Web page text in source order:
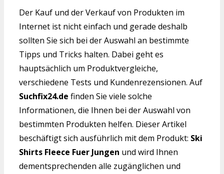
Der Kauf und der Verkauf von Produkten im
Internet ist nicht einfach und gerade deshalb
sollten Sie sich bei der Auswahl an bestimmte
Tipps und Tricks halten. Dabei geht es
hauptsächlich um Produktvergleiche,
verschiedene Tests und Kundenrezensionen. Auf
Suchfix24.de finden Sie viele solche
Informationen, die Ihnen bei der Auswahl von
bestimmten Produkten helfen. Dieser Artikel
beschäftigt sich ausführlich mit dem Produkt: Ski
Shirts Fleece Fuer Jungen und wird Ihnen
dementsprechenden alle zugänglichen und